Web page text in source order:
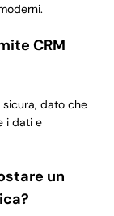
CRM
sicura, dato che
i dati e
un